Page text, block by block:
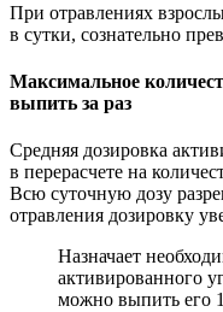
При отравлениях
в сутки, сознательно
Максимальное
выпить за раз
Средняя дозировка
в перерасчете на
Всю суточную дозу
отравления дозировку
Назначает
активированного
можно выпить его